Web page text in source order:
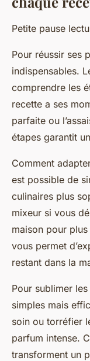
Petite pause
Pour réussir ses
indispensables.
comprendre les
recette a ses
parfaite ou
étapes garantit
Comment
est possible de
culinaires plus
mixeur si vous
maison pour
vous permet
restant dans la
Pour sublimer
simples mais
soin ou torréfier
parfum intense.
transforment un